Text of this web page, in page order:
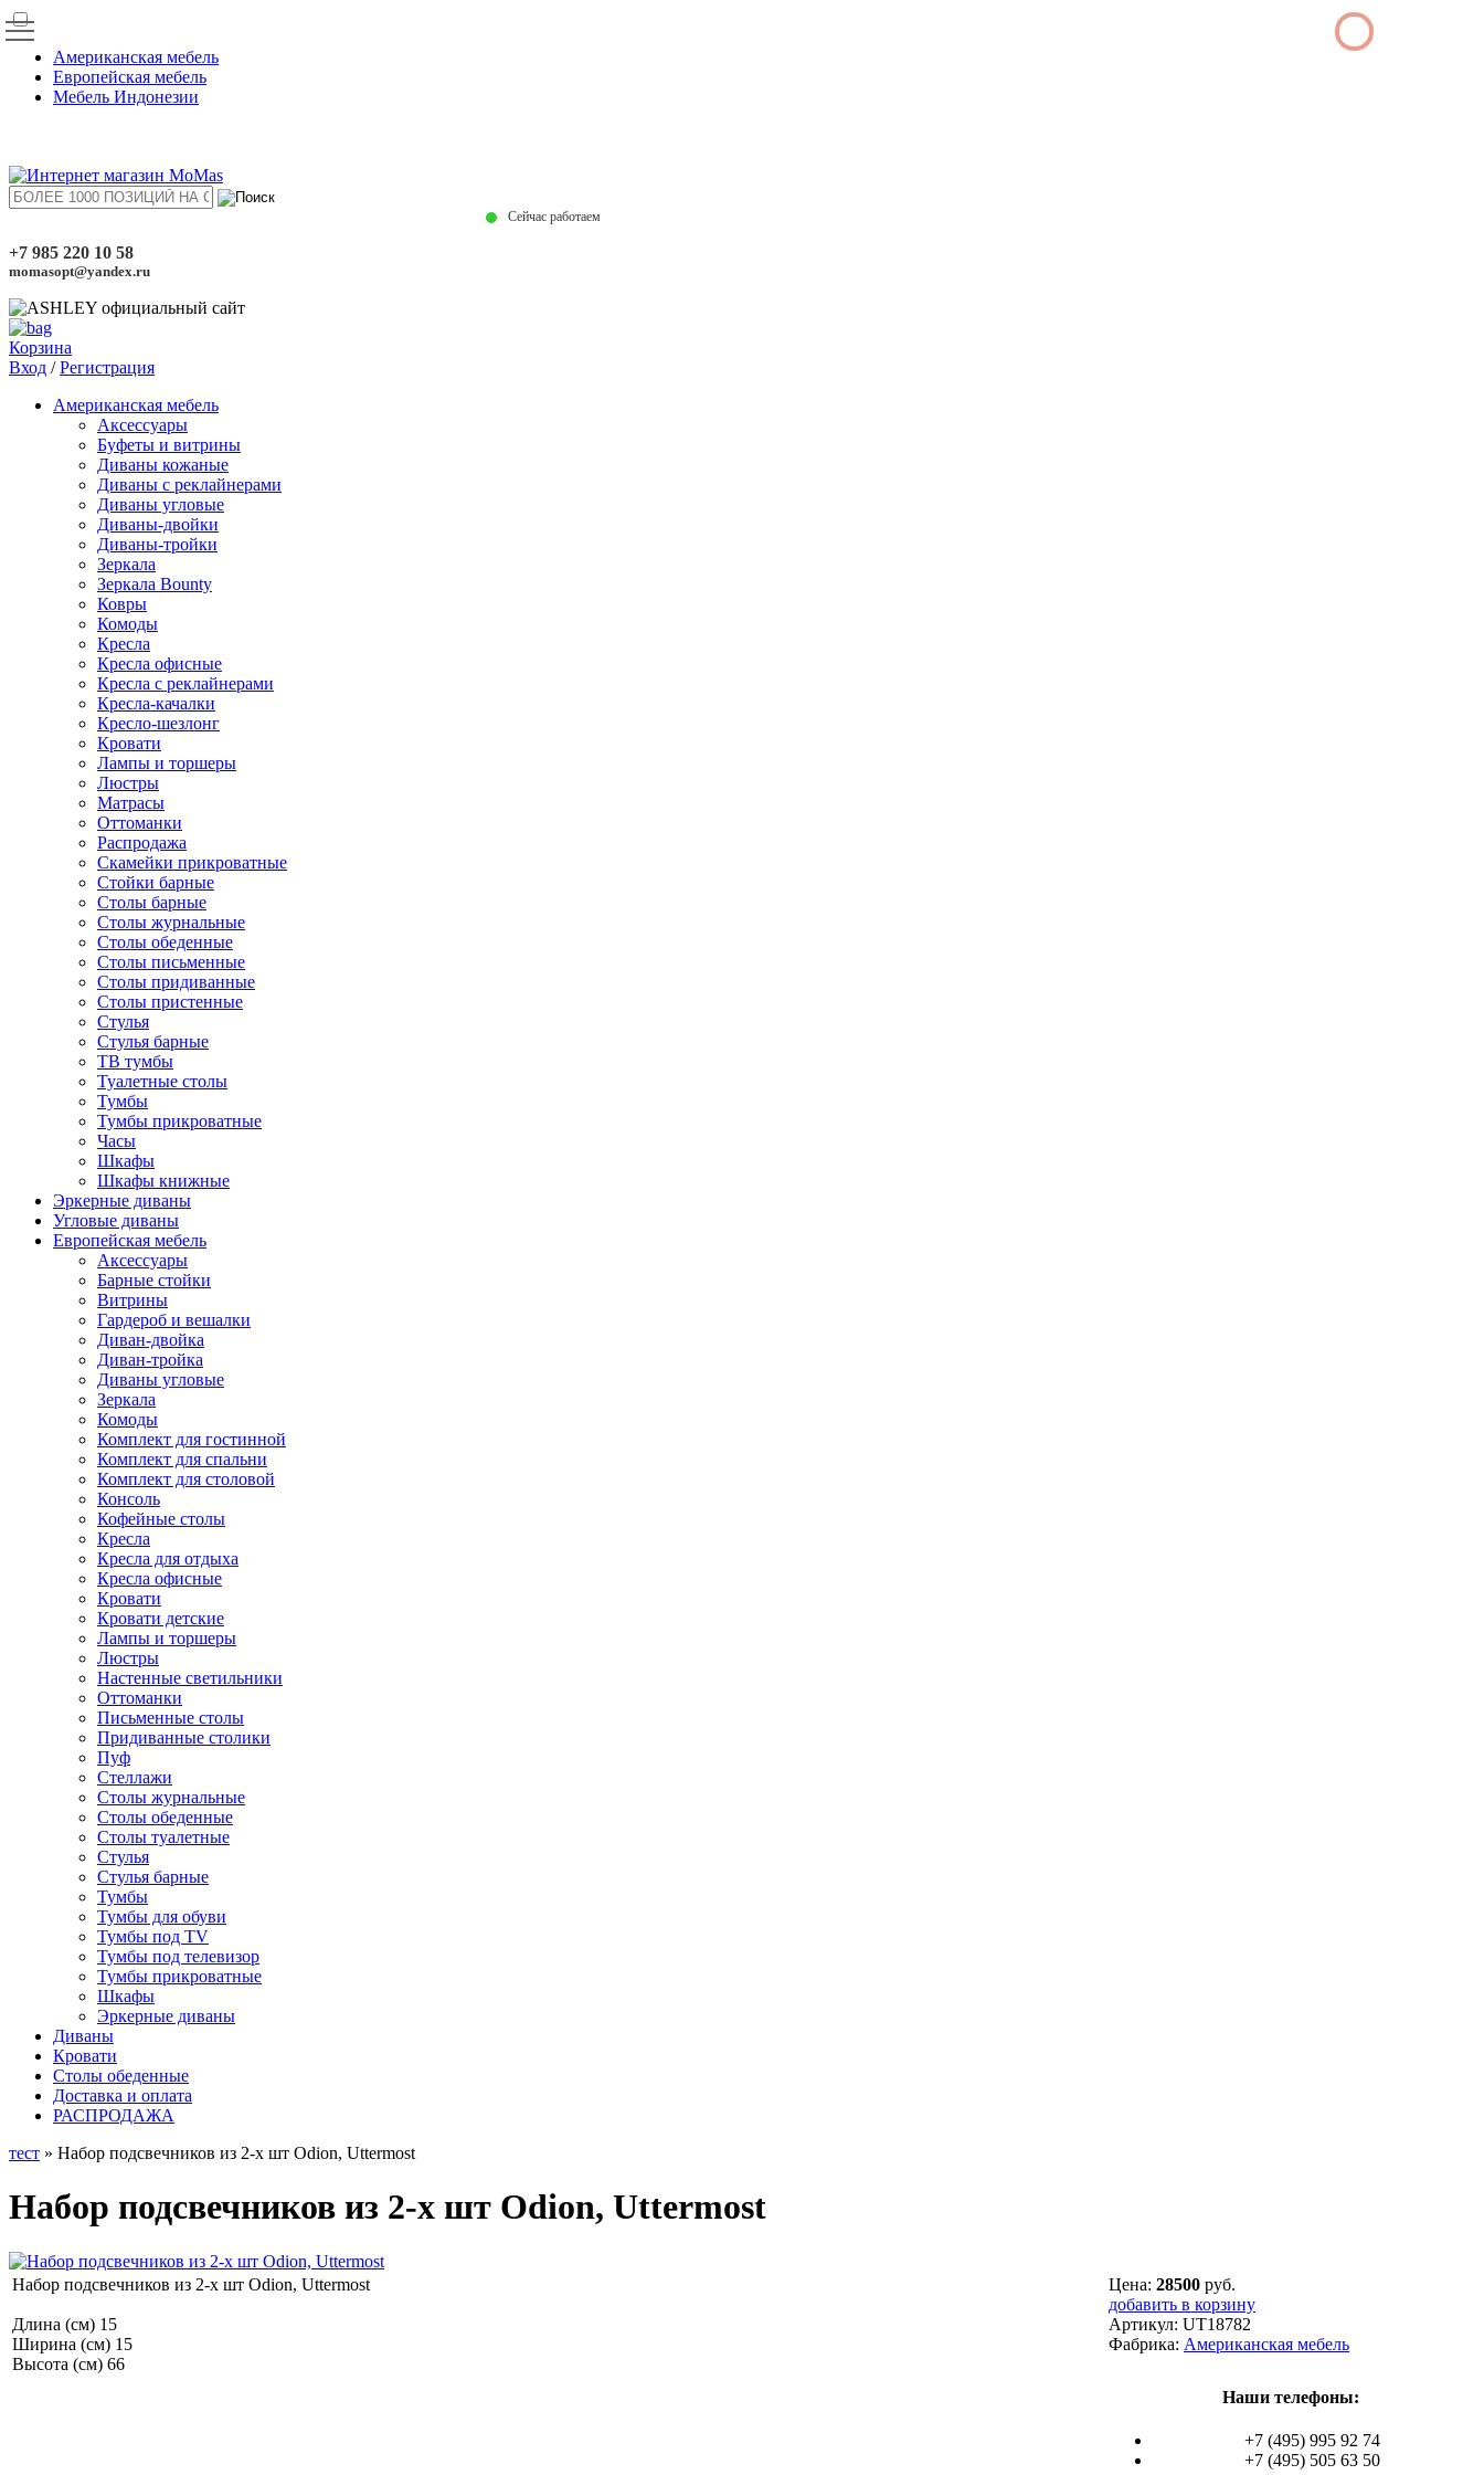
Американская мебель
Европейская мебель
Мебель Индонезии
Сейчас работаем
+7 985 220 10 58
momasopt@yandex.ru
Корзина
Вход /Регистрация
Американская мебель
Аксессуары
Буфеты и витрины
Диваны кожаные
Диваны с реклайнерами
Диваны угловые
Диваны-двойки
Диваны-тройки
Зеркала
Зеркала Bounty
Ковры
Комоды
Кресла
Кресла офисные
Кресла с реклайнерами
Кресла-качалки
Кресло-шезлонг
Кровати
Лампы и торшеры
Люстры
Матрасы
Оттоманки
Распродажа
Скамейки прикроватные
Стойки барные
Столы барные
Столы журнальные
Столы обеденные
Столы письменные
Столы придиванные
Столы пристенные
Стулья
Стулья барные
ТВ тумбы
Туалетные столы
Тумбы
Тумбы прикроватные
Часы
Шкафы
Шкафы книжные
Эркерные диваны
Угловые диваны
Европейская мебель
Аксессуары
Барные стойки
Витрины
Гардероб и вешалки
Диван-двойка
Диван-тройка
Диваны угловые
Зеркала
Комоды
Комплект для гостинной
Комплект для спальни
Комплект для столовой
Консоль
Кофейные столы
Кресла
Кресла для отдыха
Кресла офисные
Кровати
Кровати детские
Лампы и торшеры
Люстры
Настенные светильники
Оттоманки
Письменные столы
Придиванные столики
Пуф
Стеллажи
Столы журнальные
Столы обеденные
Столы туалетные
Стулья
Стулья барные
Тумбы
Тумбы для обуви
Тумбы под TV
Тумбы под телевизор
Тумбы прикроватные
Шкафы
Эркерные диваны
Диваны
Кровати
Столы обеденные
Доставка и оплата
РАСПРОДАЖА
тест » Набор подсвечников из 2-х шт Odion, Uttermost
Набор подсвечников из 2-х шт Odion, Uttermost
Набор подсвечников из 2-х шт Odion, Uttermost
Длина (см) 15
Ширина (см) 15
Высота (см) 66
Цена: 28500 руб.
добавить в корзину
Артикул: UT18782
Фабрика: Американская мебель
Наши телефоны:
+7 (495) 995 92 74
+7 (495) 505 63 50